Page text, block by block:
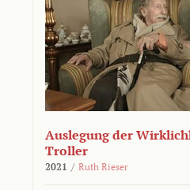
Auslegung der
Troller
2021 / Ruth Rieser